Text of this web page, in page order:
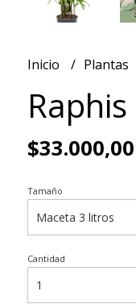
Inicio Plantas
Raphis
$33.000,00
Tamaño
Cantidad